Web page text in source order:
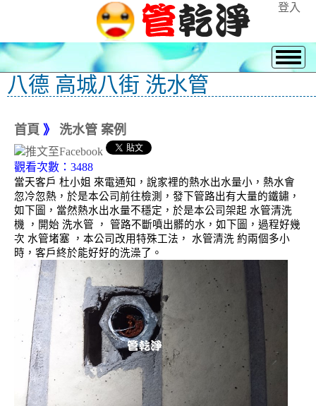
登入
八德 高城八街 洗水管
首頁 》 洗水管 案例
觀看次數：3488
當天客戶 杜小姐 來電通知，說家裡的熱水出水量小，熱水會
忽冷忽熱，於是本公司前往檢測，發下管路出有大量的鐵鏽，
如下圖，當然熱水出水量不穩定，於是本公司架起 水管清洗
機 ，開始 洗水管 ， 管路不斷噴出髒的水，如下圖，過程好幾
次 水管堵塞 ，本公司改用特殊工法， 水管清洗 約兩個多小
時，客戶終於能好好的洗澡了。